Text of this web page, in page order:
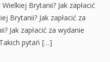
Brytanii? Jak zapłacić
Brytanii? Jak zapłacić za
Jak zapłacić za wydanie
pytań […]